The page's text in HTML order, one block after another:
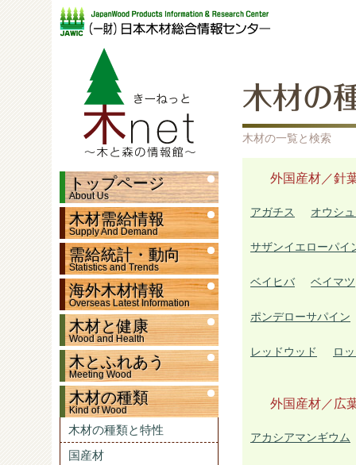
トップページ
About Us
木材需給情報
Supply And Demand
需給統計・動向
Statistics and Trends
海外木材情報
Overseas Latest Information
木材と健康
Wood and Health
木とふれあう
Meeting Wood
木材の種類
Kind of Wood
木材の種類と特性
国産材
木材の
木材の一覧と検索
外国産材／針
アガチス オウシ
サザンイエローパイ
ベイヒバ ベイマツ
ポンデローサパイン
レッドウッド ロ
外国産材／広
アカシアマンギウム